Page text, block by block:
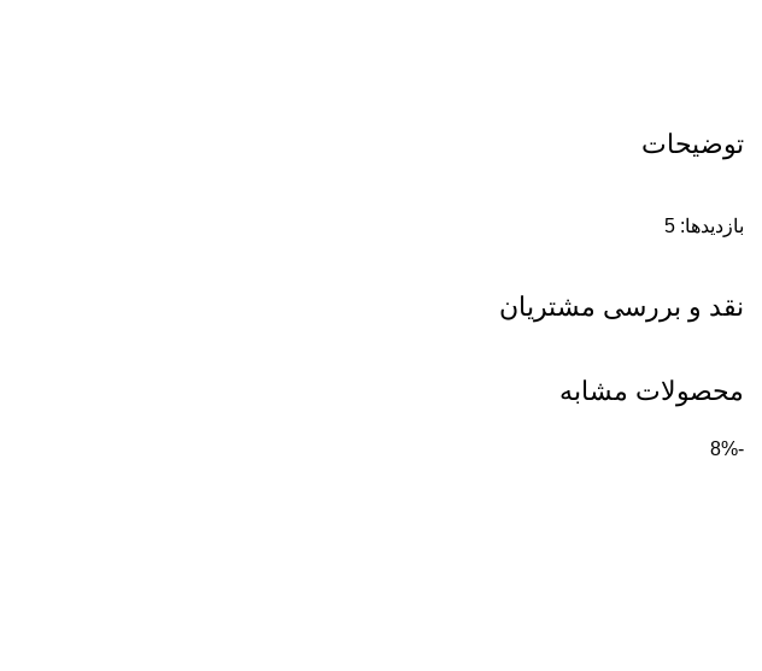
توضیحات
بازدیدها: 5
نقد و بررسی مشتریان
محصولات مشابه
-8%